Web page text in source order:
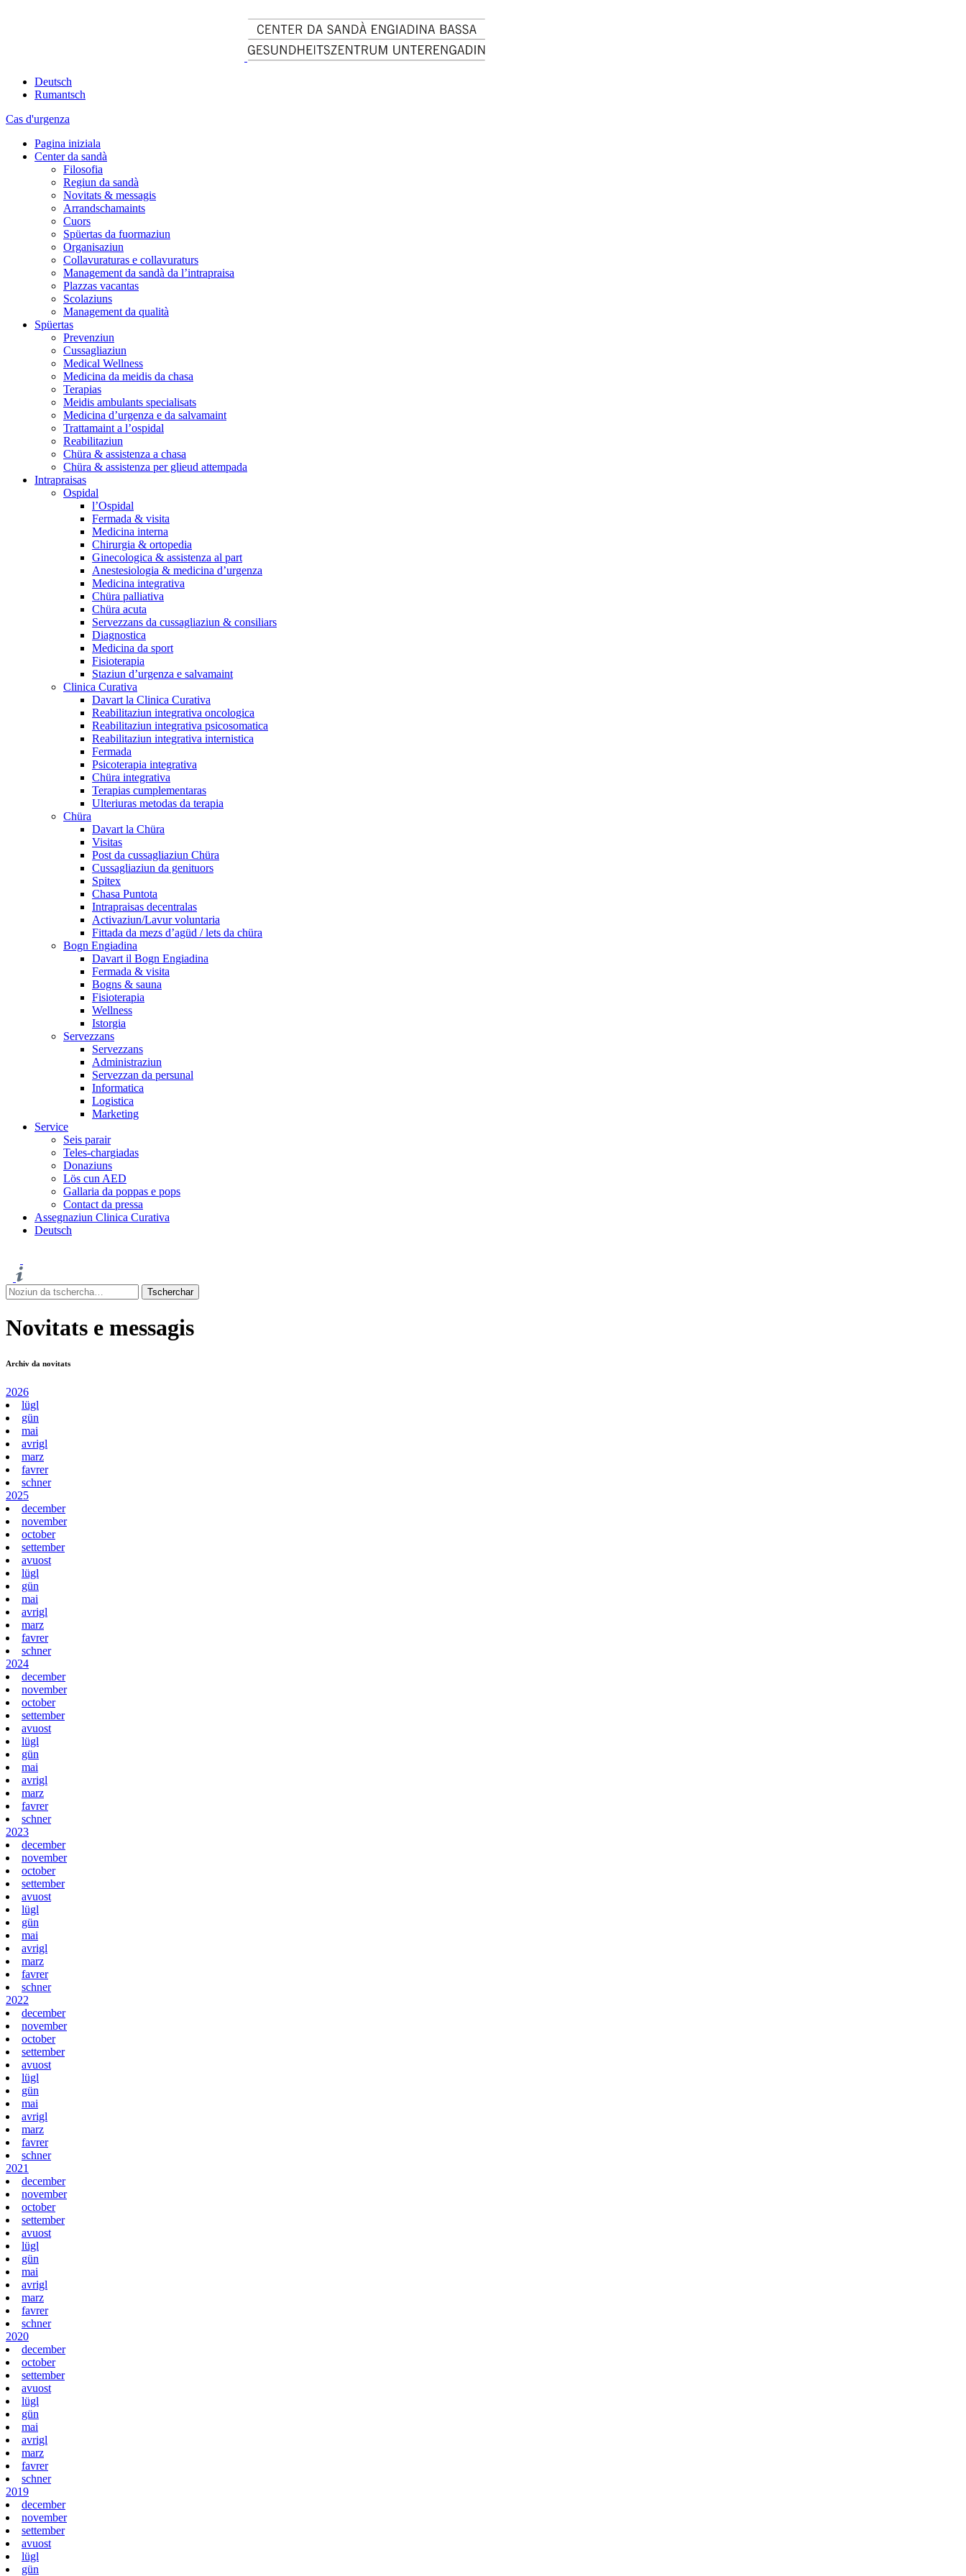
Deutsch
Rumantsch
Cas d'urgenza
Pagina iniziala
Center da sandà
Filosofia
Regiun da sandà
Novitats & messagis
Arrandschamaints
Cuors
Spüertas da fuormaziun
Organisaziun
Collavuraturas e collavuraturs
Management da sandà da l’intrapraisa
Plazzas vacantas
Scolaziuns
Management da qualità
Spüertas
Prevenziun
Cussagliaziun
Medical Wellness
Medicina da meidis da chasa
Terapias
Meidis ambulants specialisats
Medicina d’urgenza e da salvamaint
Trattamaint a l’ospidal
Reabilitaziun
Chüra & assistenza a chasa
Chüra & assistenza per glieud attempada
Intrapraisas
Ospidal
l’Ospidal
Fermada & visita
Medicina interna
Chirurgia & ortopedia
Ginecologica & assistenza al part
Anestesiologia & medicina d’urgenza
Medicina integrativa
Chüra palliativa
Chüra acuta
Servezzans da cussagliaziun & consiliars
Diagnostica
Medicina da sport
Fisioterapia
Staziun d’urgenza e salvamaint
Clinica Curativa
Davart la Clinica Curativa
Reabilitaziun integrativa oncologica
Reabilitaziun integrativa psicosomatica
Reabilitaziun integrativa internistica
Fermada
Psicoterapia integrativa
Chüra integrativa
Terapias cumplementaras
Ulteriuras metodas da terapia
Chüra
Davart la Chüra
Visitas
Post da cussagliaziun Chüra
Cussagliaziun da genituors
Spitex
Chasa Puntota
Intrapraisas decentralas
Activaziun/Lavur voluntaria
Fittada da mezs d’agüd / lets da chüra
Bogn Engiadina
Davart il Bogn Engiadina
Fermada & visita
Bogns & sauna
Fisioterapia
Wellness
Istorgia
Servezzans
Servezzans
Administraziun
Servezzan da persunal
Informatica
Logistica
Marketing
Service
Seis parair
Teles-chargiadas
Donaziuns
Lös cun AED
Gallaria da poppas e pops
Contact da pressa
Assegnaziun Clinica Curativa
Deutsch
Novitats e messagis
Archiv da novitats
2026
lügl
gün
mai
avrigl
marz
favrer
schner
2025
december
november
october
settember
avuost
lügl
gün
mai
avrigl
marz
favrer
schner
2024
december
november
october
settember
avuost
lügl
gün
mai
avrigl
marz
favrer
schner
2023
december
november
october
settember
avuost
lügl
gün
mai
avrigl
marz
favrer
schner
2022
december
november
october
settember
avuost
lügl
gün
mai
avrigl
marz
favrer
schner
2021
december
november
october
settember
avuost
lügl
gün
mai
avrigl
marz
favrer
schner
2020
december
october
settember
avuost
lügl
gün
mai
avrigl
marz
favrer
schner
2019
december
november
settember
avuost
lügl
gün